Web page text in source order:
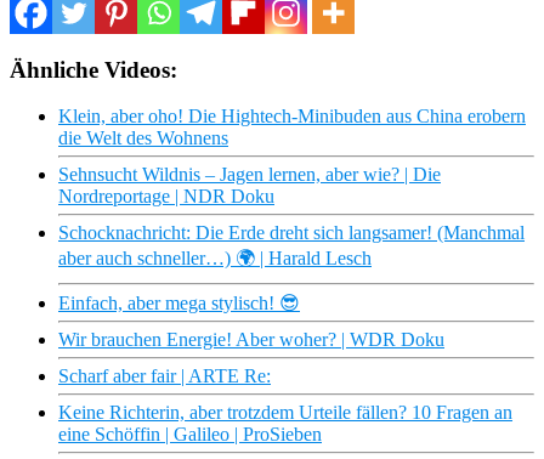
Ähnliche Videos:
Klein, aber oho! Die Hightech-Minibuden aus China erobern
die Welt des Wohnens
Sehnsucht Wildnis – Jagen lernen, aber wie? | Die
Nordreportage | NDR Doku
Schocknachricht: Die Erde dreht sich langsamer! (Manchmal
aber auch schneller…) 🌍 | Harald Lesch
Einfach, aber mega stylisch! 😎
Wir brauchen Energie! Aber woher? | WDR Doku
Scharf aber fair | ARTE Re:
Keine Richterin, aber trotzdem Urteile fällen? 10 Fragen an
eine Schöffin | Galileo | ProSieben